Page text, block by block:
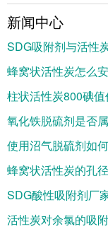
新闻中心
SDG吸附剂与活性炭
蜂窝状活性炭怎么安
柱状活性炭800碘值
氧化铁脱硫剂是否属
使用沼气脱硫剂如何
蜂窝状活性炭的孔径
SDG酸性吸附剂厂家
活性炭对余氯的吸附